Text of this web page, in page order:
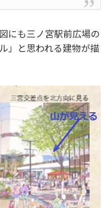
にも三ノ宮駅前広場の
」と思われる建物が描